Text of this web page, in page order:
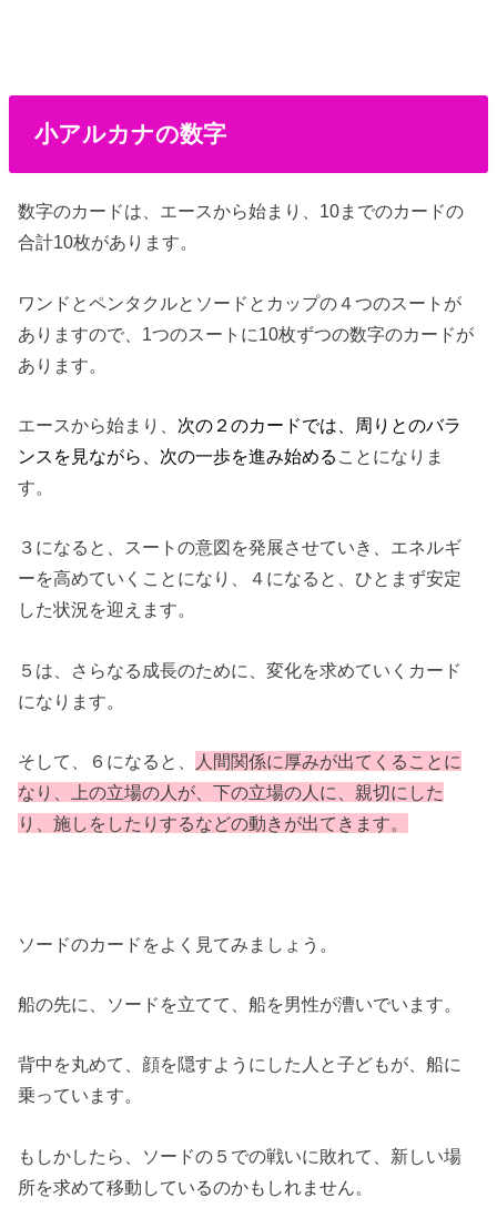
小アルカナの数字
数字のカードは、エースから始まり、10までのカードの
合計10枚があります。
ワンドとペンタクルとソードとカップの４つのスートが
ありますので、1つのスートに10枚ずつの数字のカードが
あります。
エースから始まり、 次の２のカードでは、周りとのバラ
ンスを見ながら、次の一歩を進み始める ことになりま
す。
３になると、スートの意図を発展させていき、エネルギ
ーを高めていくことになり、４になると、ひとまず安定
した状況を迎えます。
５は、さらなる成長のために、変化を求めていくカード
になります。
そして、６になると、
人間関係に厚みが出てくることに
なり、上の立場の人が、下の立場の人に、親切にした
り、施しをしたりするなどの動きが出てきます。
ソードのカードをよく見てみましょう。
船の先に、ソードを立てて、船を男性が漕いでいます。
背中を丸めて、顔を隠すようにした人と子どもが、船に
乗っています。
もしかしたら、ソードの５での戦いに敗れて、新しい場
所を求めて移動しているのかもしれません。